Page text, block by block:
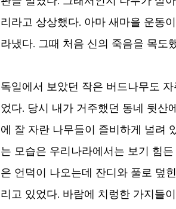
리라고 상상했다. 아마 새마을 운동
라냈다. 그때 처음 신의 죽음을 목도
독일에서 보았던 작은 버드나무도
었다. 당시 내가 거주했던 동네 뒷산
에 잘 자란 나무들이 즐비하게 널려
는 모습은 우리나라에서는 보기 힘
은 언덕이 나오는데 잔디와 풀로 덮
리고 있었다. 바람에 치렁한 가지들